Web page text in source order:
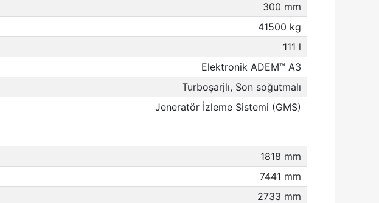
300 mm
41500 kg
111 l
Elektronik ADEM™ A3
Turboşarjlı, Son soğutmalı
Jeneratör İzleme Sistemi (GMS)
1818 mm
7441 mm
2733 mm